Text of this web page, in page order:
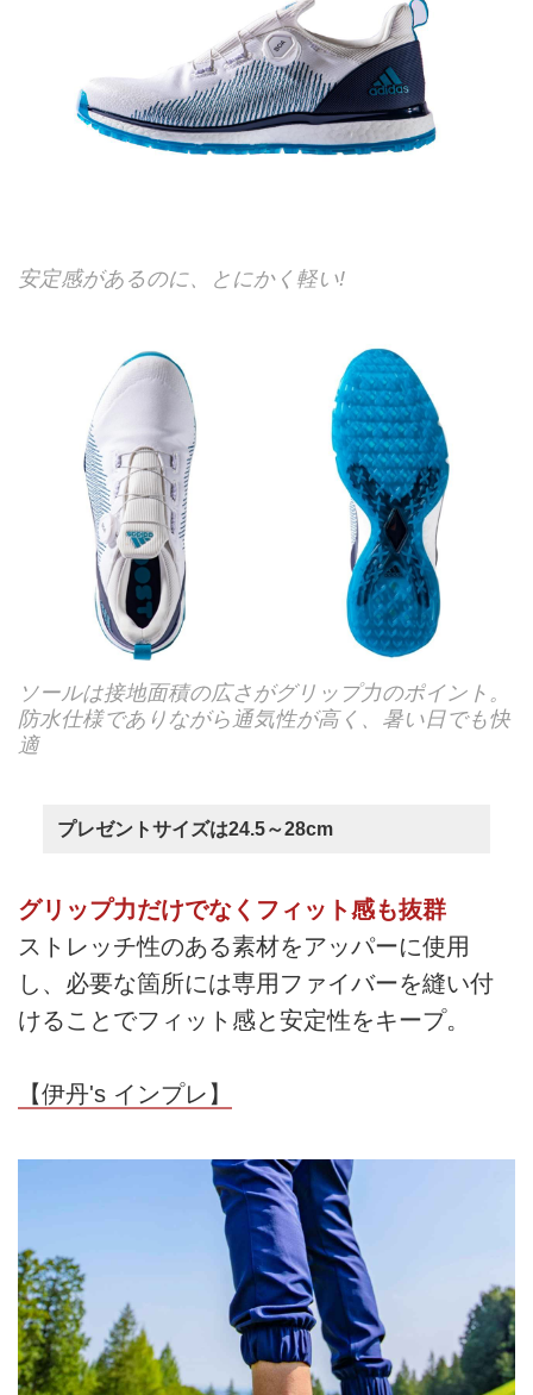
安定感があるのに、とにかく軽い!
ソールは接地面積の広さがグリップ力のポイント。
防水仕様でありながら通気性が高く、暑い日でも快
適
プレゼントサイズは24.5～28cm
グリップ力だけでなくフィット感も抜群
ストレッチ性のある素材をアッパーに使用
し、必要な箇所には専用ファイバーを縫い付
けることでフィット感と安定性をキープ。
【伊丹's インプレ】